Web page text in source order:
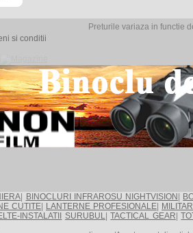
Preturile variaza in functie
si conditii
BINOCLURI INFRAROSU NIGHTVISION
CUTITE LANTERNE PROFESIONALE
INSTALATII SURUBUL|TACTICAL GEAR |